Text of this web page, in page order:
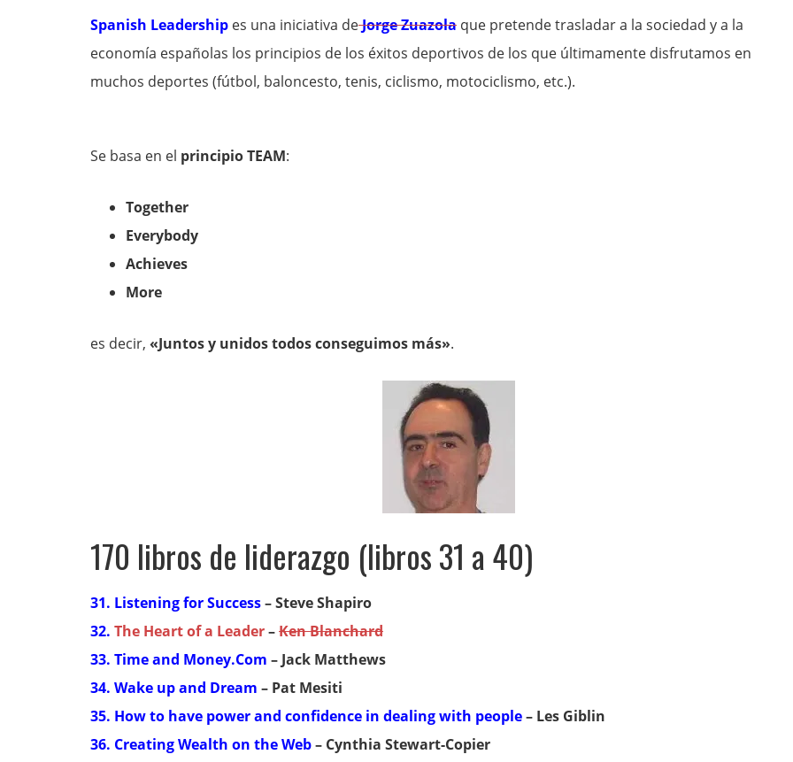
Spanish Leadership es una iniciativa deJorge Zuazola que pretende trasladar a la sociedad y a la
economía españolas los principios de los éxitos deportivos de los que últimamente disfrutamos en
muchos deportes (fútbol, baloncesto, tenis, ciclismo, motociclismo, etc.).
Se basa en el principio TEAM:
Together
Everybody
Achieves
More
es decir, «Juntos y unidos todos conseguimos más».
170 libros de liderazgo (libros 31 a 40)
31. Listening for Success– Steve Shapiro
32. The Heart of a Leader–Ken Blanchard
33. Time and Money.Com – Jack Matthews
34. Wake up and Dream – Pat Mesiti
35. How to have power and confidence in dealing with people– Les Giblin
36. Creating Wealth on the Web– Cynthia Stewart-Copier